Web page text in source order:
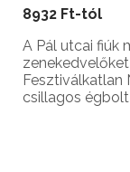
8932 Ft-tól
A Pál utcai fiúk
Fesztiválkatlan
csillagos
élhetjük át.